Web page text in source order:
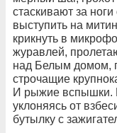
стаскивают за
выступить на
крикнуть в
журавлей,
над Белым домом,
строчащие
И рыжие вспышки.
уклоняясь от
бутылку с